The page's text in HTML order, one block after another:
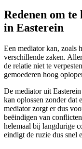
Redenen om
in Easterein
Een mediator kan, zoals
verschillende zaken.
de relatie niet te
gemoederen hoog
De mediator uit
kan oplossen zonder dat
mediator zorgt er dus
beëindigen van
helemaal bij langdurige
eindigt de ruzie dus snel